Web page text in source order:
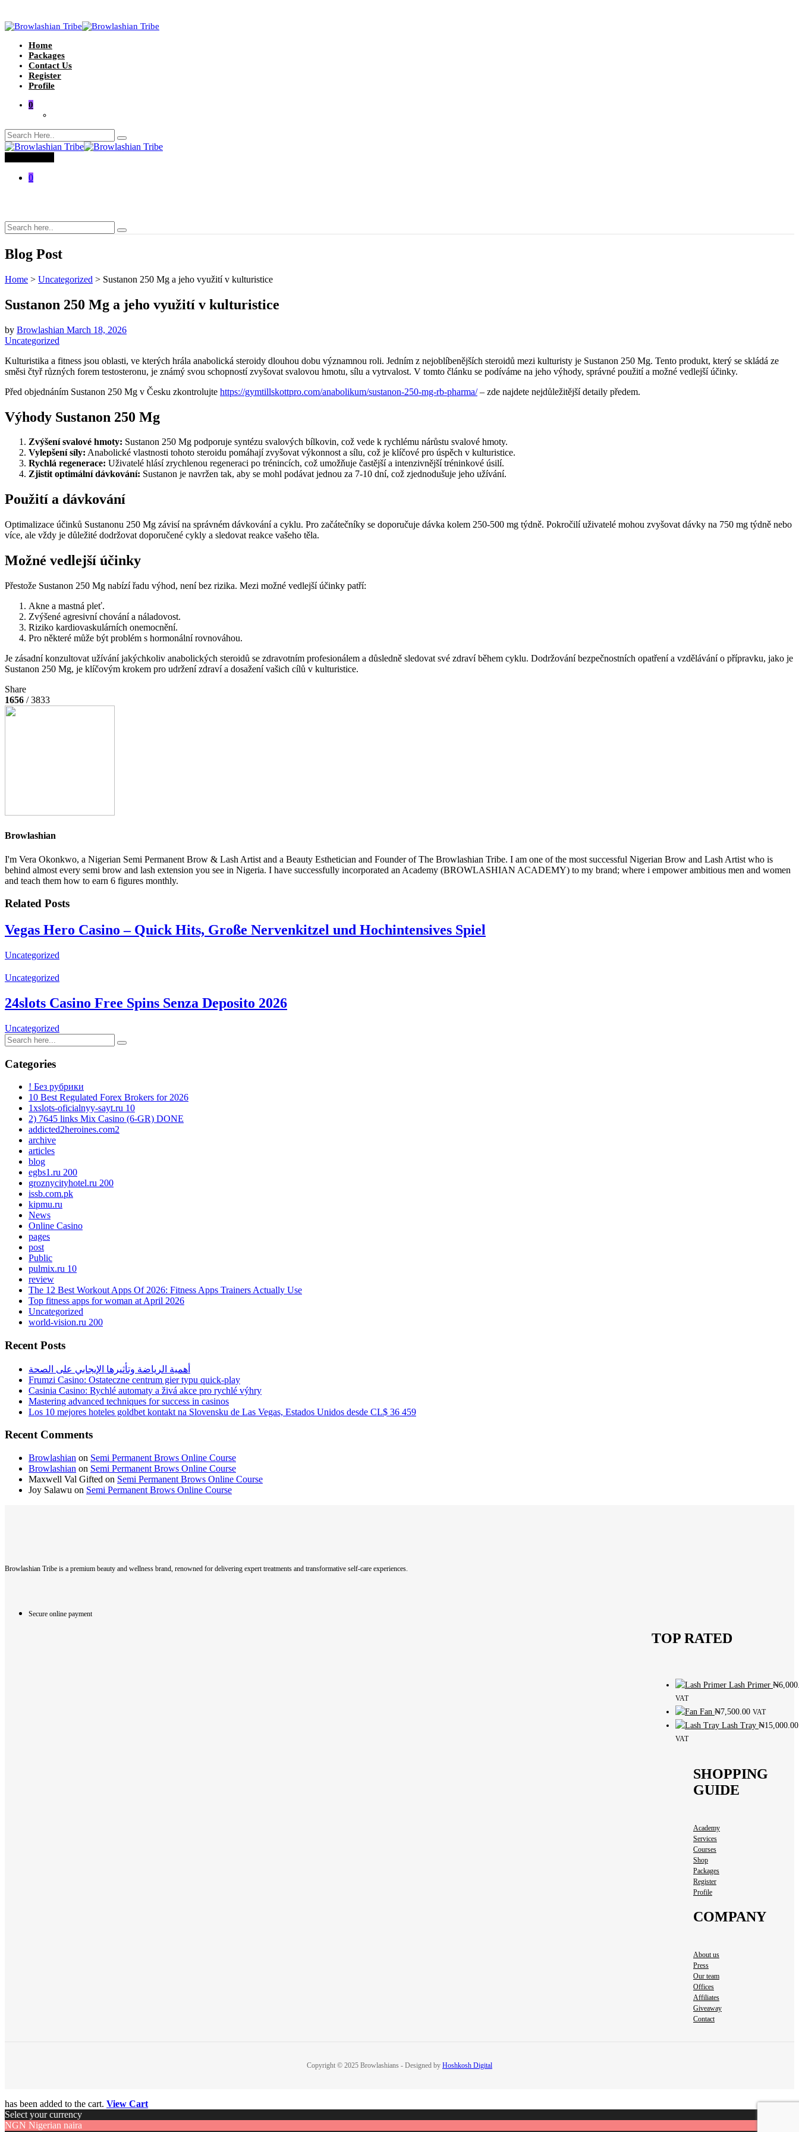
Home
Packages
Contact Us
Register
Profile
0
0
Blog Post
Home > Uncategorized > Sustanon 250 Mg a jeho využití v kulturistice
Sustanon 250 Mg a jeho využití v kulturistice
by Browlashian March 18, 2026
Uncategorized
Kulturistika a fitness jsou oblasti, ve kterých hrála anabolická steroidy dlouhou dobu významnou roli. Jedním z nejoblíbenějších steroidů mezi kulturisty je Sustanon 250 Mg. Tento produkt, který se skládá ze
směsi čtyř různých forem testosteronu, je známý svou schopností zvyšovat svalovou hmotu, sílu a vytrvalost. V tomto článku se podíváme na jeho výhody, správné použití a možné vedlejší účinky.
Před objednáním Sustanon 250 Mg v Česku zkontrolujte https://gymtillskottpro.com/anabolikum/sustanon-250-mg-rb-pharma/– zde najdete nejdůležitější detaily předem.
Výhody Sustanon 250 Mg
Zvýšení svalové hmoty: Sustanon 250 Mg podporuje syntézu svalových bílkovin, což vede k rychlému nárůstu svalové hmoty.
Vylepšení síly: Anabolické vlastnosti tohoto steroidu pomáhají zvyšovat výkonnost a sílu, což je klíčové pro úspěch v kulturistice.
Rychlá regenerace: Uživatelé hlásí zrychlenou regeneraci po trénincích, což umožňuje častější a intenzivnější tréninkové úsilí.
Zjistit optimální dávkování: Sustanon je navržen tak, aby se mohl podávat jednou za 7-10 dní, což zjednodušuje jeho užívání.
Použití a dávkování
Optimalizace účinků Sustanonu 250 Mg závisí na správném dávkování a cyklu. Pro začátečníky se doporučuje dávka kolem 250-500 mg týdně. Pokročilí uživatelé mohou zvyšovat dávky na 750 mg týdně nebo
více, ale vždy je důležité dodržovat doporučené cykly a sledovat reakce vašeho těla.
Možné vedlejší účinky
Přestože Sustanon 250 Mg nabízí řadu výhod, není bez rizika. Mezi možné vedlejší účinky patří:
Akne a mastná pleť.
Zvýšené agresivní chování a náladovost.
Riziko kardiovaskulárních onemocnění.
Pro některé může být problém s hormonální rovnováhou.
Je zásadní konzultovat užívání jakýchkoliv anabolických steroidů se zdravotním profesionálem a důsledně sledovat své zdraví během cyklu. Dodržování bezpečnostních opatření a vzdělávání o přípravku, jako je
Sustanon 250 Mg, je klíčovým krokem pro udržení zdraví a dosažení vašich cílů v kulturistice.
Share
1656 / 3833
Browlashian
I'm Vera Okonkwo, a Nigerian Semi Permanent Brow & Lash Artist and a Beauty Esthetician and Founder of The Browlashian Tribe. I am one of the most successful Nigerian Brow and Lash Artist who is
behind almost every semi brow and lash extension you see in Nigeria. I have successfully incorporated an Academy (BROWLASHIAN ACADEMY) to my brand; where i empower ambitious men and women
and teach them how to earn 6 figures monthly.
Related Posts
Vegas Hero Casino – Quick Hits, Große Nervenkitzel und Hochintensives Spiel
Uncategorized
Uncategorized
24slots Casino Free Spins Senza Deposito 2026
Uncategorized
Categories
! Без рубрики
10 Best Regulated Forex Brokers for 2026
1xslots-oficialnyy-sayt.ru 10
2) 7645 links Mix Casino (6-GR) DONE
addicted2heroines.com2
archive
articles
blog
egbs1.ru 200
groznycityhotel.ru 200
issb.com.pk
kipmu.ru
News
Online Casino
pages
post
Public
pulmix.ru 10
review
The 12 Best Workout Apps Of 2026: Fitness Apps Trainers Actually Use
Top fitness apps for woman at April 2026
Uncategorized
world-vision.ru 200
Recent Posts
أهمية الرياضة وتأثيرها الإيجابي على الصحة
Frumzi Casino: Ostateczne centrum gier typu quick‑play
Casinia Casino: Rychlé automaty a živá akce pro rychlé výhry
Mastering advanced techniques for success in casinos
Los 10 mejores hoteles goldbet kontakt na Slovensku de Las Vegas, Estados Unidos desde CL$ 36 459
Recent Comments
Browlashian on Semi Permanent Brows Online Course
Browlashian on Semi Permanent Brows Online Course
Maxwell Val Gifted on Semi Permanent Brows Online Course
Joy Salawu on Semi Permanent Brows Online Course
Browlashian Tribe is a premium beauty and wellness brand, renowned for delivering expert treatments and transformative self-care experiences.
Secure online payment
TOP RATED
Lash Primer ₦
VAT
Fan ₦7,500.00 VAT
Lash Tray ₦15,000.00
VAT
SHOPPING
GUIDE
Academy
Services
Courses
Shop
Packages
Register
Profile
COMPANY
About us
Press
Our team
Offices
Affiliates
Giveaway
Contact
Copyright © 2025 Browlashians - Designed by Hoshkosh Digital
has been added to the cart. View Cart
Select your currency
NGN Nigerian naira